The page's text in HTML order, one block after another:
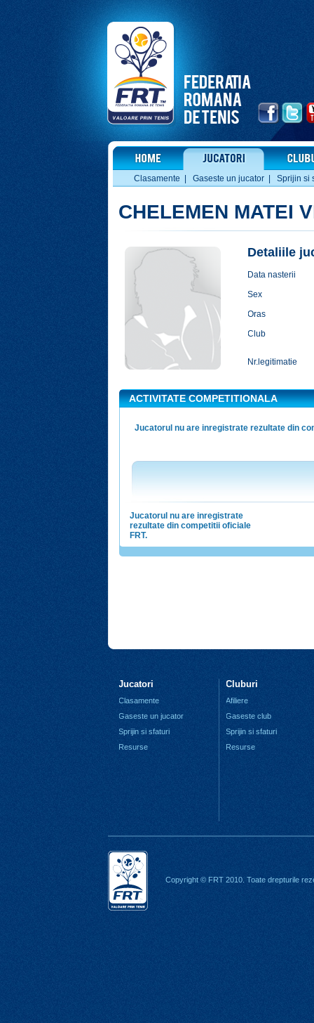
Clasamente Gaseste un jucator Sprijin si
CHELEMEN MATEI
Detaliile
Data nasterii
Sex
Oras
Club
Nr.legitimatie
ACTIVITATE COMPETITIONALA
Jucatorul nu are inregistrate rezultate din
Jucatorul nu are inregistrate
rezultate din competitii oficiale
FRT.
Jucatori
Clasamente
Gaseste un jucator
Sprijin si sfaturi
Resurse
Cluburi
Afiliere
Gaseste club
Sprijin si sfaturi
Resurse
Copyright © FRT 2010. Toate drepturile